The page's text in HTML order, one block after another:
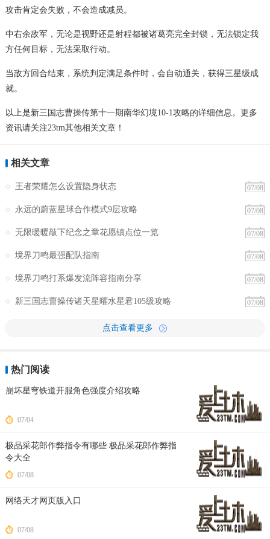
攻击肯定会失败，不会造成减员。
中右余敌军，无论是视野还是射程都被诸葛亮完全封锁，无法锁定我
方任何目标，无法采取行动。
当敌方回合结束，系统判定满足条件时，会自动通关，获得三星级成
就。
以上是新三国志曹操传第十一期南华幻境10-1攻略的详细信息。更多
资讯请关注23tm其他相关文章！
相关文章
07/08
王者荣耀怎么设置隐身状态
07/08
永远的蔚蓝星球合作模式9层攻略
07/08
无限暖暖敲下纪念之章花愿镇点位一览
07/08
境界刀鸣最强配队指南
07/08
境界刀鸣打系爆发流阵容指南分享
07/08
新三国志曹操传诸天星曜水星君105级攻略
点击查看更多
热门阅读
崩坏星穹铁道开服角色强度介绍攻略
07/04
极品采花郎作弊指令有哪些 极品采花郎作弊指
令大全
07/08
网络天才网页版入口
07/08